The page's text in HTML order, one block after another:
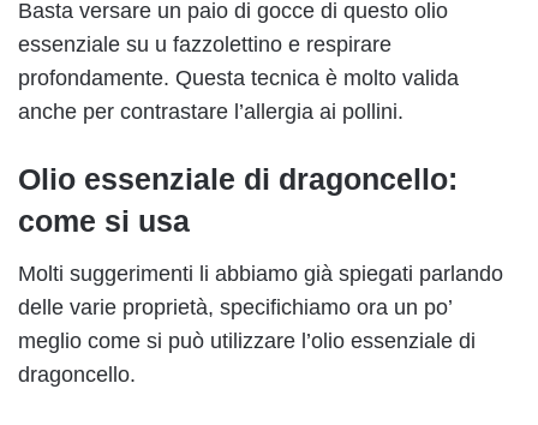
Basta versare un paio di gocce di questo olio
essenziale su u fazzolettino e respirare
profondamente. Questa tecnica è molto valida
anche per contrastare l’allergia ai pollini.
Olio essenziale di dragoncello:
come si usa
Molti suggerimenti li abbiamo già spiegati parlando
delle varie proprietà, specifichiamo ora un po’
meglio come si può utilizzare l’olio essenziale di
dragoncello.